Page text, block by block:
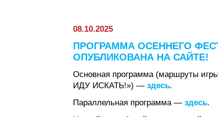
08.10.2025
ПРОГРАММА ОСЕННЕГО
ОПУБЛИКОВАНА НА САЙТЕ!
Основная программа (маршруты
ИДУ ИСКАТЬ!») — здесь.
Параллельная программа — здесь.